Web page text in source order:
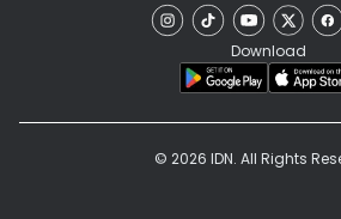
Download
© 2026 IDN. All Rights